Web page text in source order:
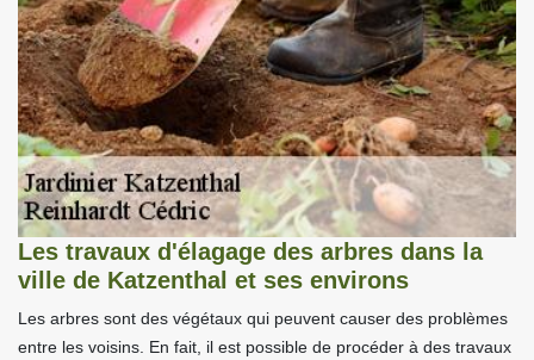
Les travaux d'élagage des arbres dans la
ville de Katzenthal et ses environs
Les arbres sont des végétaux qui peuvent causer des problèmes
entre les voisins. En fait, il est possible de procéder à des travaux